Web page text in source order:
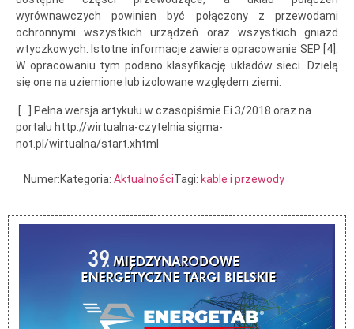
wyrównawczych powinien być połączony z przewodami
ochronnymi wszystkich urządzeń oraz wszystkich gniazd
wtyczkowych. Istotne informacje zawiera opracowanie SEP [4].
W opracowaniu tym podano klasyfikację układów sieci. Dzielą
się one na uziemione lub izolowane względem ziemi.
[…] Pełna wersja artykułu w czasopiśmie Ei 3/2018 oraz na
portalu http://wirtualna-czytelnia.sigma-
not.pl/wirtualna/start.xhtml
Numer:Kategoria: AktualnościTagi: kable i przewody